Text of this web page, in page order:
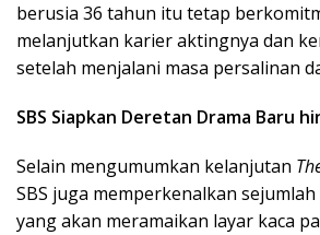
berusia 36 tahun itu tetap
melanjutkan karier aktingnya dan
setelah menjalani masa persalinan
SBS Siapkan Deretan Drama Baru
Selain mengumumkan kelanjutan
SBS juga memperkenalkan
yang akan meramaikan layar kaca